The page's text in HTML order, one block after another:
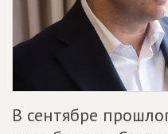
В сентябре